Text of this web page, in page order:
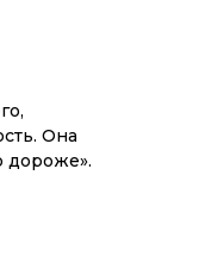
Она
дороже».